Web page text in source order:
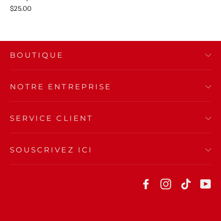
$25.00
BOUTIQUE
NOTRE ENTREPRISE
SERVICE CLIENT
SOUSCRIVEZ ICI
FacebookInstagram
TikTok